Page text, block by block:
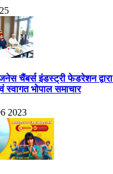
चैंबर्स इंडस्ट्री फेडरेशन
स्वागत भोपाल समाचार
2023